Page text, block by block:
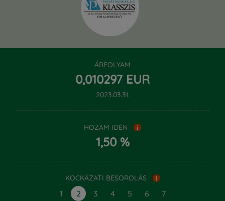
ÁRFOLYAM
‍0,‍010297 EUR
2023.03.31.
HOZAM IDÉN i
1,50 %
KOCKÁZATI BESOROLÁS i
1 2 3 4 5 6 7